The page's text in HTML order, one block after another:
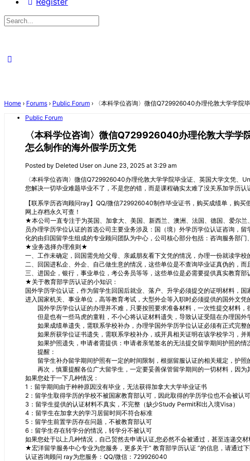
Search
for:
Home › Forums › Public Forum ›
〈本科学位咨询〉微信Q729926040办理伦敦大学学
Public Forum
〈本科学位咨询〉微信Q729926040办理伦敦大学
怎么制作的海外假学历文凭
Posted by Deleted User on June 23, 2025 at 3:29 am
〈本科学位咨询〉微信Q729926040办理伦敦大学学院毕业证、英国大学文凭
您解决一切毕业难题毕业不了，不是您的错，而是课程确实太难了没关系加学历
【联系学历咨询顾问ray】QQ/微信729926040制作毕业证书，购买成绩单，购
网上存档永久可查！
★本公司一直专注于为英国、加拿大、美国、新西兰、澳洲、法国、德国、爱尔
员办理学历学位认证的首选公司主要业务涉及：国（境）外学历学位认证咨询，
化的由归国留学生组成的专业顾问团队为中心，公司核心部分包括：咨询服务部
★业务选择办理准则★
一、工作未确定，回国需先给父母、亲戚朋友看下文凭的情况，办理一份就读学校
二、回国进私企、外企、自己做生意的情况，这些单位是不查询毕业证真伪的，
三、进国企，银行，事业单位，考公务员等等，这些单位是必需要提供真实教育
★关于教育部学历认证的小知识：
国外学历学位认证，作为留学生回国后就业、落户、升学必须提交的证明材料，
进入国家机关、事业单位，高等教育考试，大型外企等入职时必须提供的国外文
国外学历学位认证的办理并不难，只要按照要求准备材料，一次性提交材料，
但是也有一些马虎的童鞋，不小心将认证材料遗失，导致认证受阻在办理国外
如果成绩单遗失，需联系学校补办，办理学国外学历学位认证必须有正式完整
如果所获学位证书遗失，需联系学校补办，或开具相关证明在该学校学习，并
如果护照遗失，申请者需提供：申请者亲笔签名的无法提交留学期间护照的情
提醒：
留学生补办留学期间护照有一定的时间限制，根据留服认证的相关规定，护照
再次，慎重提醒各位广大留学生，一定要妥善保管留学期间的一切材料，因为
如果您处于一下几种情况：
1：留学期间由于种种原因没有毕业，无法获得加拿大大学毕业证书
2：留学生取得学历的学校不被国家教育部认可，因此取得的学历学位也不会被认可
3：留学生提供的认证材料不真实，不完整（缺少Study Permit和出入境Visa）
4：留学生在加拿大的学习居留时间不符合标准
5：留学生前置学历存在问题，不被教育部认可
6：留学生存在转学分的情况，转学分不被认可
如果您处于以上几种情况，自己贸然去申请认证,您必然不会被通过，甚至连递交
★宏洋留学服务中心专业为您服务，更多关于“ 教育部学历认证 ”的信息，请通过
认证咨询顾问 ray为您服务：QQ/微信：729926040